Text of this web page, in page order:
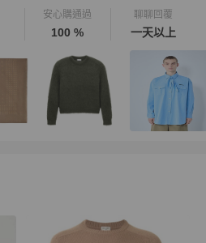
安心購通過
100 %
聊聊回覆
一天以上